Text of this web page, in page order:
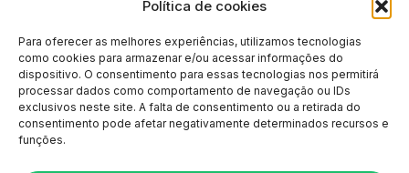
Polí­tica de cookies
Para oferecer as melhores experiências, utilizamos tecnologias
como cookies para armazenar e/ou acessar informações do
dispositivo. O consentimento para essas tecnologias nos permitirá
processar dados como comportamento de navegação ou IDs
exclusivos neste site. A falta de consentimento ou a retirada do
consentimento pode afetar negativamente determinados recursos e
funções.